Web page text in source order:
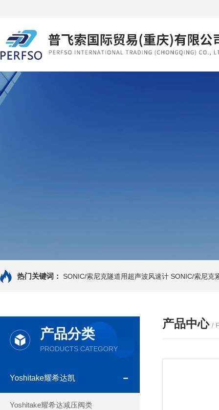
热门关键词： SONIC/索尼克隧道用超声波风速计 SONIC/索尼克
产品分类
PRODUCTS CATEGORY
Yoshitake耀希达凯
Yoshitake耀希达减压阀类
产品中心 /